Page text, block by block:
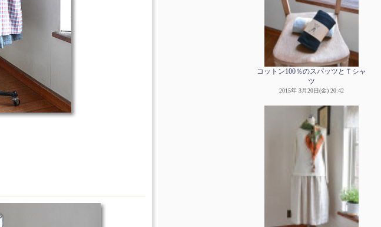
コットン100％のスパッツとＴシャ
ツ
2015年 3月20日(金) 20:42